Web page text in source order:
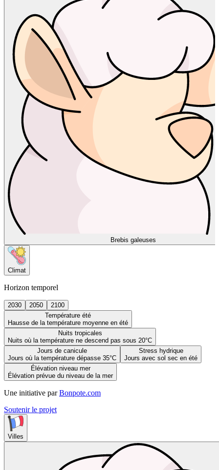
Brebis galeuses
Climat
Horizon temporel
2030 2050
2100
Température été
Hausse de la température moyenne en été
Nuits tropicales
Nuits où la température ne descend pas sous 20°C
Jours de canicule
Jours où la température dépasse 35°C
Stress hydrique
Jours avec sol sec en été
Élévation niveau mer
Élévation prévue du niveau de la mer
Une initiative par Bonpote.com
Soutenir le projet
Villes